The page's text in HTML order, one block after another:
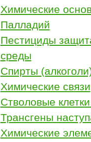
Химические
Палладий
Пестициды
среды
Спирты
Химические связи
Стволовые
Трансгены
Химические